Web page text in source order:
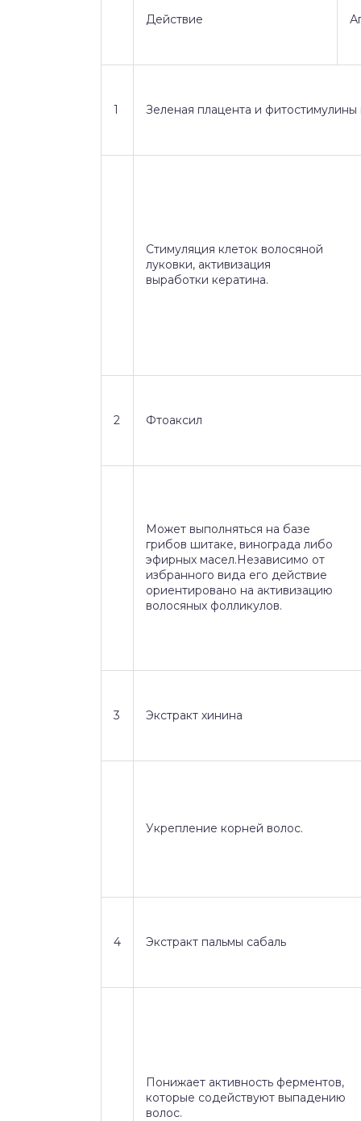
Действие
1 Зеленая плацента и фитостимулины
Стимуляция клеток волосяной
луковки, активизация
выработки кератина.
2 Фтоаксил
Может выполняться на базе
грибов шитаке, винограда либо
эфирных масел.Независимо от
избранного вида его действие
ориентировано на активизацию
волосяных фолликулов.
3 Экстракт хинина
Укрепление корней волос.
4 Экстракт пальмы сабаль
Понижает активность ферментов,
которые содействуют выпадению
волос.